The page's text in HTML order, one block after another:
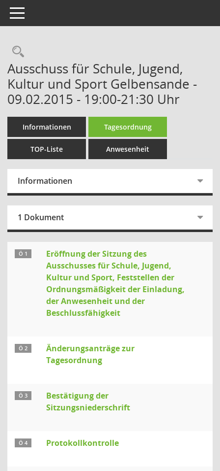
Toggle navigation
Rechercheauswahl
Ausschuss für Schule, Jugend,
Kultur und Sport Gelbensande -
09.02.2015 - 19:00-21:30 Uhr
Informationen Tagesordnung
TOP-Liste Anwesenheit
Informationen
1 Dokument
Ö 1
Eröffnung der Sitzung des
Ausschusses für Schule, Jugend,
Kultur und Sport, Feststellen der
Ordnungsmäßigkeit der Einladung,
der Anwesenheit und der
Beschlussfähigkeit
Ö 2
Änderungsanträge zur
Tagesordnung
Ö 3
Bestätigung der
Sitzungsniederschrift
Ö 4 Protokollkontrolle